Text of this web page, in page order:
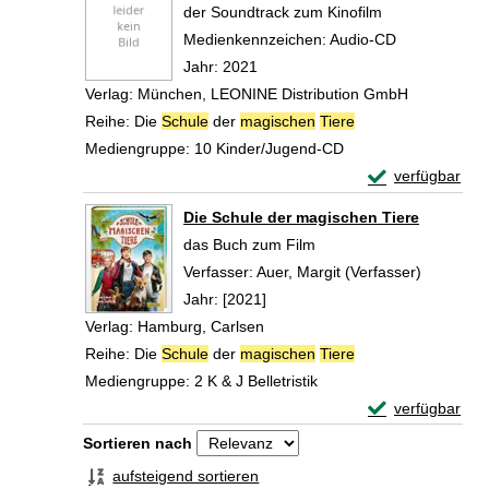
der Soundtrack zum Kinofilm
Suche nach diesem Verfasser
Medienkennzeichen: Audio-CD
Jahr: 2021
Verlag: München, LEONINE Distribution GmbH
Reihe: Die Schule der magischen Tiere
Mediengruppe: 10 Kinder/Jugend-CD
verfügbar
Exemplar-
Die Schule der magischen Tiere
das Buch zum Film
Verfasser: Auer, Margit (Verfasser)
Jahr: [2021]
Verlag: Hamburg, Carlsen
Reihe: Die Schule der magischen Tiere
Mediengruppe: 2 K & J Belletristik
verfügbar
Exemplar-
Zu den Suchfiltern springen
Sortieren nach
aufsteigend sortieren